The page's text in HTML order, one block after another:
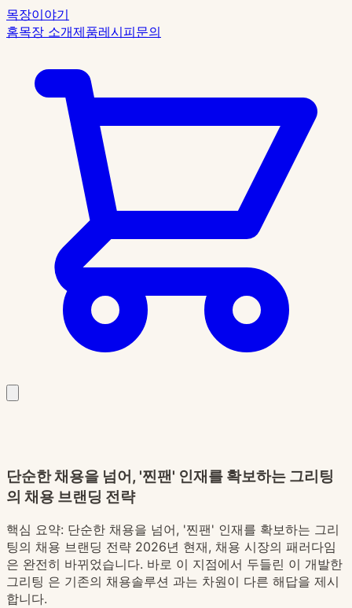
목장이야기
홈목장 소개제품레시피문의
단순한 채용을 넘어, '찐팬' 인재를 확보하는 그리팅
의 채용 브랜딩 전략
핵심 요약: 단순한 채용을 넘어, '찐팬' 인재를 확보하는 그리
팅의 채용 브랜딩 전략 2026년 현재, 채용 시장의 패러다임
은 완전히 바뀌었습니다. 바로 이 지점에서 두들린 이 개발한
그리팅 은 기존의 채용솔루션 과는 차원이 다른 해답을 제시
합니다.